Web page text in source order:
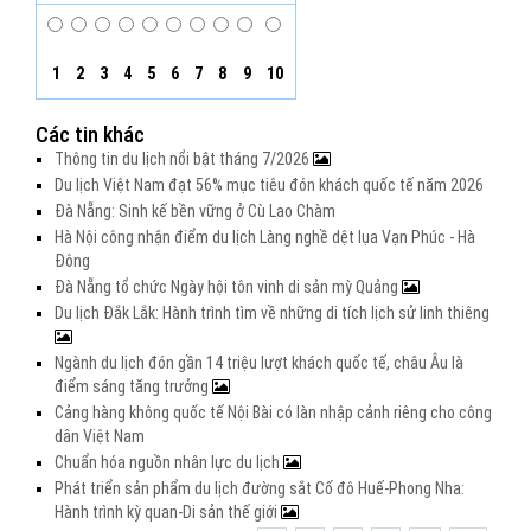
1 2 3 4 5 6 7 8 9 10
Các tin khác
Thông tin du lịch nổi bật tháng 7/2026
Du lịch Việt Nam đạt 56% mục tiêu đón khách quốc tế năm 2026
Đà Nẵng: Sinh kế bền vững ở Cù Lao Chàm
Hà Nội công nhận điểm du lịch Làng nghề dệt lụa Vạn Phúc - Hà
Đông
Đà Nẵng tổ chức Ngày hội tôn vinh di sản mỳ Quảng
Du lịch Đắk Lắk: Hành trình tìm về những di tích lịch sử linh thiêng
Ngành du lịch đón gần 14 triệu lượt khách quốc tế, châu Âu là
điểm sáng tăng trưởng
Cảng hàng không quốc tế Nội Bài có làn nhập cảnh riêng cho công
dân Việt Nam
Chuẩn hóa nguồn nhân lực du lịch
Phát triển sản phẩm du lịch đường sắt Cố đô Huế-Phong Nha:
Hành trình kỳ quan-Di sản thế giới